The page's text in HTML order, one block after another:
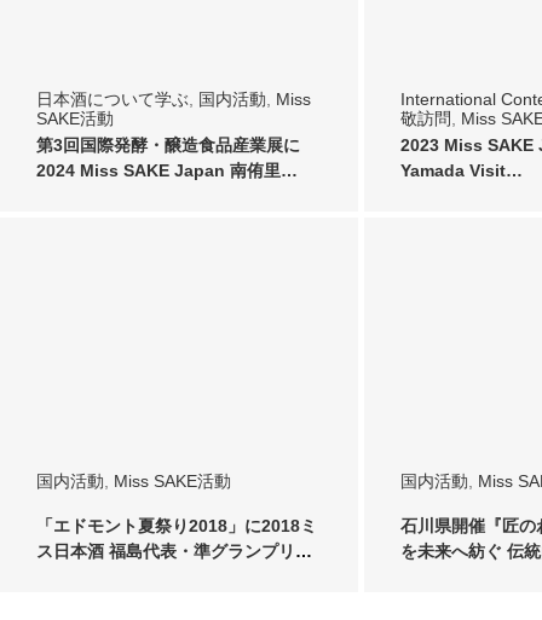
日本酒について学ぶ 国内活動
Miss
SAKE活動
第3回国際発酵・醸造食品産業展に
2024 Miss SAKE Japan 南侑里…
International
敬訪問
Miss
2023 Miss
Yamada Visit…
国内活動 Miss SAKE活動
「エドモント夏祭り2018」に2018ミ
ス日本酒 福島代表・準グランプリ堀
国内活動 Miss
石川県開催『匠の
を未来へ紡ぐ 伝